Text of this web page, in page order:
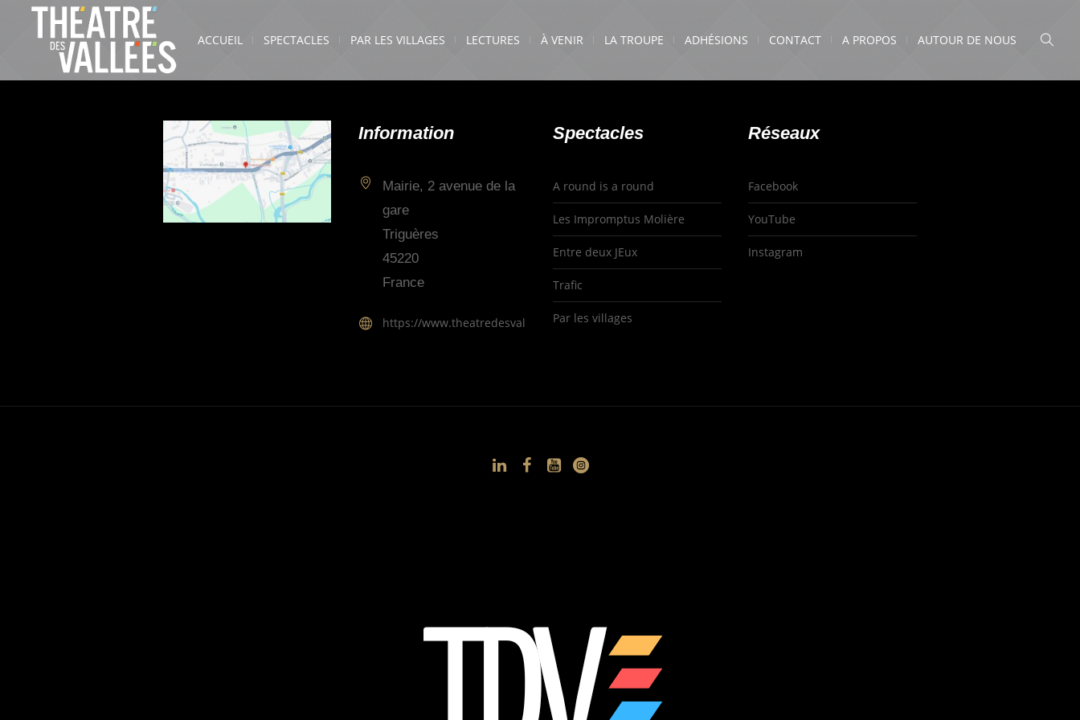
ACCUEIL SPECTACLES PAR LES VILLAGES LECTURES À VENIR LA TROUPE ADHÉSIONS CONTACT A PROPOS AUTOUR DE NOUS
Information
Mairie, 2 avenue de la
gare
Triguères
45220
France
https://www.theatredesvallees.fr
Spectacles
A round is a round
Les Impromptus Molière
Entre deux JEux
Trafic
Par les villages
Réseaux
Facebook
YouTube
Instagram